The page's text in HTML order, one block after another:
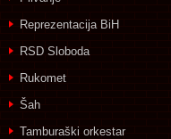
Reprezentacija BiH
RSD Sloboda
Rukomet
Šah
Tamburaški orkestar